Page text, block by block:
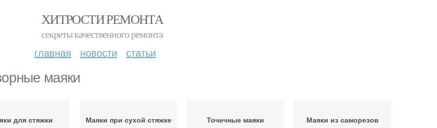
ХИТРОСТИ РЕМОНТА
секреты качественного ремонта
главная новости статьи
маяки
для стяжки Маяки при сухой стяжке Точечные маяки Маяки из саморезов